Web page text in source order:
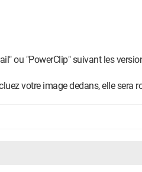
ou "PowerClip" suivant les
votre image dedans, elle sera